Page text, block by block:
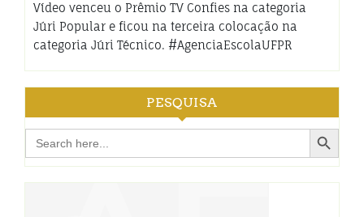
Vídeo venceu o Prêmio TV Confies na categoria
Júri Popular e ficou na terceira colocação na
categoria Júri Técnico. #AgenciaEscolaUFPR
PESQUISA
Search
for:
Search Button